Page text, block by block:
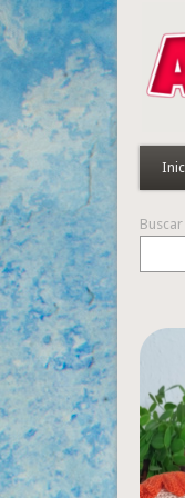
Buscar